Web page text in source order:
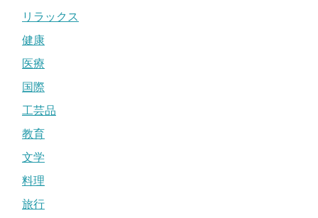
リラックス
健康
医療
国際
工芸品
教育
文学
料理
旅行